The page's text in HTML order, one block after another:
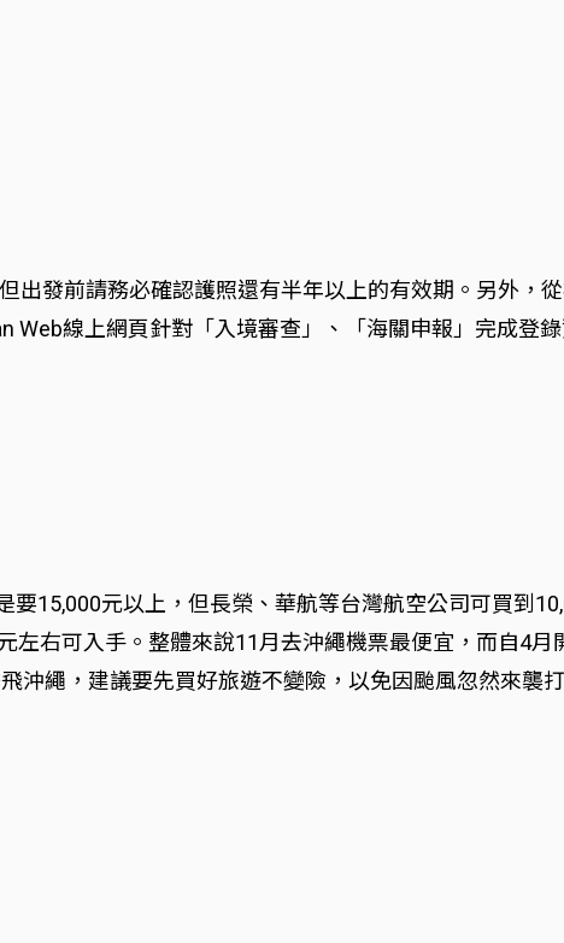
發前請務必確認護照還有半年以上的有效期。另外，
線上網頁針對「入境審查」、「海關申報」完成登錄
15,000元以上，但長榮、華航等台灣航空公司可買到
右可入手。整體來說11月去沖繩機票最便宜，而自4月
繩，建議要先買好旅遊不變險，以免因颱風忽然來襲